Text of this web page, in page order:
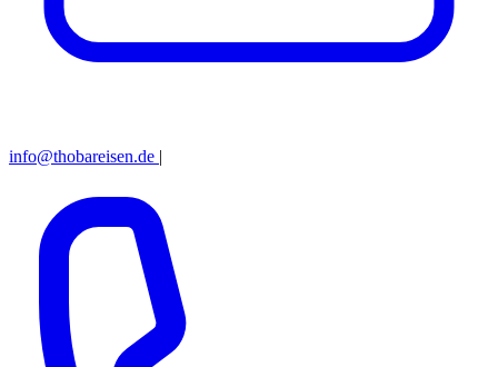
info@thobareisen.de |